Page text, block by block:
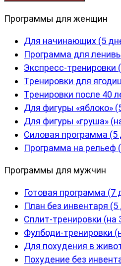
Программы для женщин
Для начинающих (5
Программа для
Экспресс-тренировки
Тренировки для
Тренировки после 40
Для фигуры «яблоко»
Для фигуры «груша»
Силовая программа (5
Программа на рельеф
Программы для мужчин
Готовая программа (7
План без инвентаря (5
Сплит-тренировки (на
Фулбоди-тренировки
Для похудения в
Похудение без